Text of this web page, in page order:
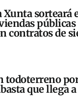
Xunta sorteará
contratos de
todoterreno
que llega